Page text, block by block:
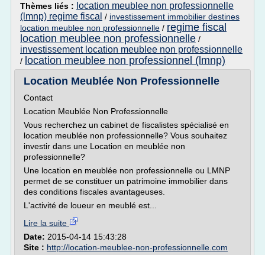
Thèmes liés : location meublee non professionnelle
(lmnp) regime fiscal / investissement immobilier destines
location meublee non professionnelle / regime fiscal
location meublee non professionnelle /
investissement location meublee non professionnelle
/ location meublee non professionnel (lmnp)
Location Meublée Non Professionnelle
Contact
Location Meublée Non Professionnelle
Vous recherchez un cabinet de fiscalistes spécialisé en
location meublée non professionnelle? Vous souhaitez
investir dans une Location en meublée non
professionnelle?
Une location en meublée non professionnelle ou LMNP
permet de se constituer un patrimoine immobilier dans
des conditions fiscales avantageuses.
L'activité de loueur en meublé est...
Lire la suite
Date: 2015-04-14 15:43:28
Site : http://location-meublee-non-professionnelle.com